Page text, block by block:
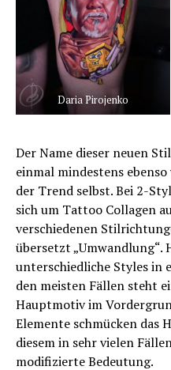
Daria Pirojenko
Der Name dieser neuen
einmal mindestens
der Trend selbst. Bei 2-
sich um Tattoo Collagen
verschiedenen
übersetzt „Umwandlung“.
unterschiedliche Styles in
den meisten Fällen steht
Hauptmotiv im
Elemente schmücken das
diesem in sehr vielen
modifizierte Bedeutung.